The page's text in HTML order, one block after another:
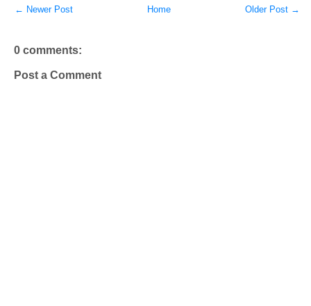
← Newer Post Older Post →
Home
0 comments:
Post a Comment